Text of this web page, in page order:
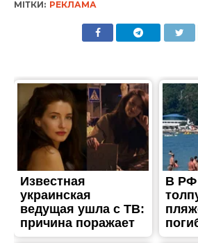
МІТКИ: РЕКЛАМА